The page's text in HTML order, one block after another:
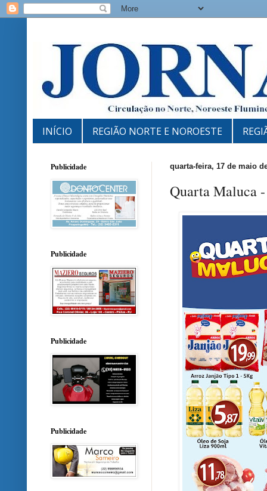
INÍCIO REGIÃO NORTE E NOROESTE
quarta-feira, 17 de maio
Quarta Maluca
Publicidade
Publicidade
Publicidade
Publicidade